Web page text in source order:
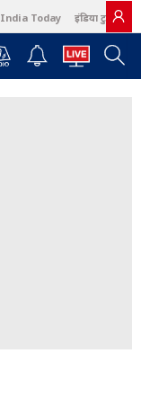
India Today इंडिया टुडे हिंदी